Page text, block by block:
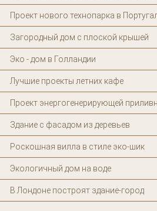
Проект нового технопарка в
Загородный дом с плоской крышей
Эко - дом в Голландии
Лучшие проекты летних кафе
Проект энергогенерирующей
Здание с фасадом из деревьев
Роскошная вилла в стиле эко-шик
Экологичный дом на воде
В Лондоне построят здание-город